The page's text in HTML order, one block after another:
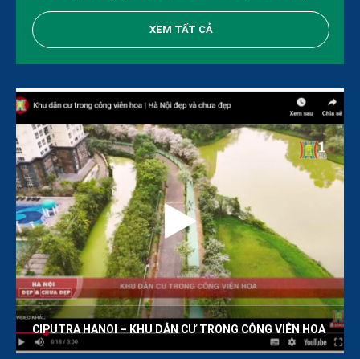
XEM TẤT CẢ
CIPUTRA HANOI – KHU DÂN CƯ TRONG CÔNG VIÊN HOA